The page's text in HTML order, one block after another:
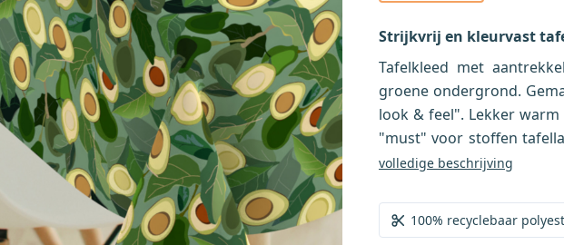
Strijkvrij en kleurvast
Tafelkleed met
groene ondergrond.
look & feel". Lekker
"must" voor stoffen
nog eens strijkvrij. Reuze
wordt dan rondom
zo min mogelijk opvalt. Je
volledige beschrijving
100% recyclebaar